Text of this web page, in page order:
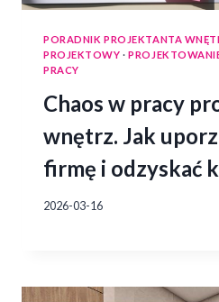
PORADNIK PROJEKTANTA
PROJEKTOWY ·
PRACY
Chaos w pracy
wnętrz. Jak
firmę i odzyskać
2026-03-16